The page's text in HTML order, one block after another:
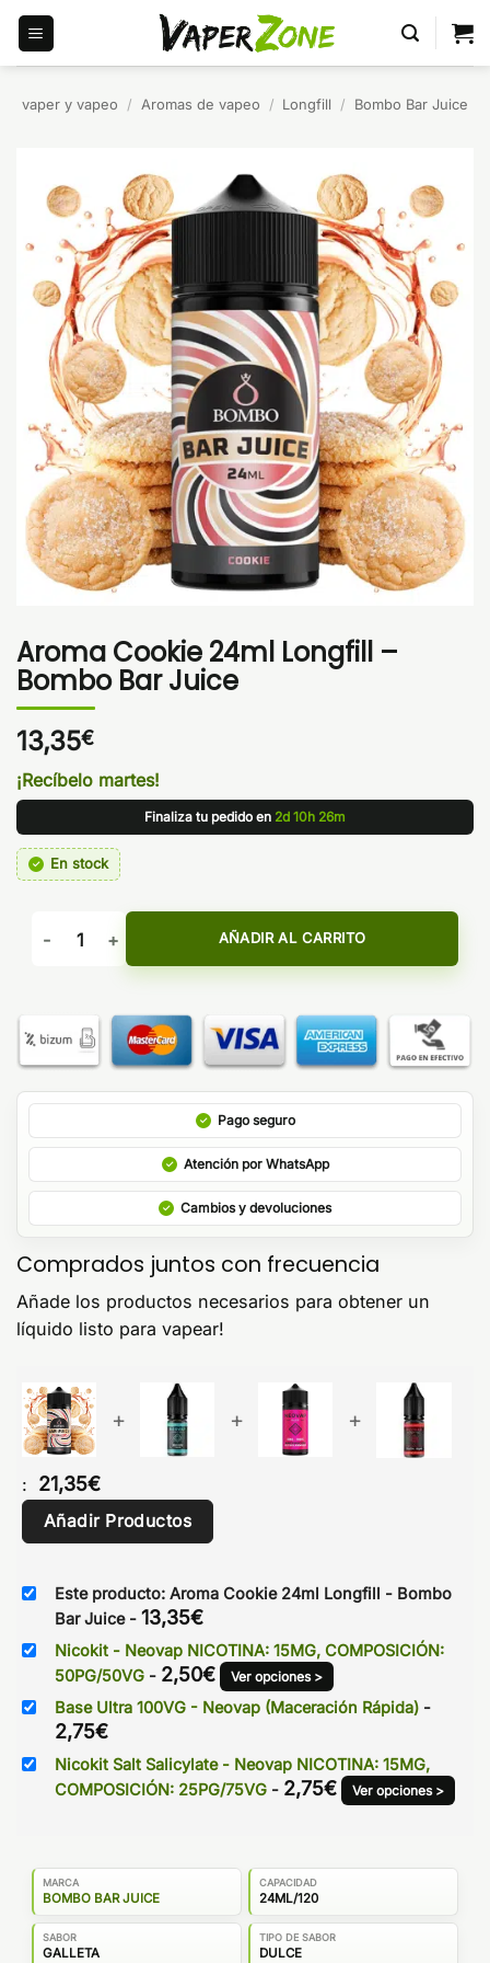
Saltar
contenido
vaper y vapeo / Aromas de vapeo / Longfill / Bombo Bar Juice
Aroma Cookie 24ml Longfill –
Bombo Bar Juice
13,35€
¡Recíbelo martes!
Finaliza tu pedido en 2d 10h 26m
En stock
Aroma Cookie 24ml Longfill - Bombo Bar Juice cantidad
AÑADIR AL CARRITO
Pago seguro
Atención por WhatsApp
Cambios y devoluciones
Comprados juntos con frecuencia
Añade los productos necesarios para obtener un
líquido listo para vapear!
+ + +
: 21,35€
Añadir Productos
Este producto: Aroma Cookie 24ml Longfill - Bombo
Bar Juice - 13,35€
Nicokit - Neovap NICOTINA: 15MG, COMPOSICIÓN:
50PG/50VG - 2,50€ Ver opciones >
Base Ultra 100VG - Neovap (Maceración Rápida) -
2,75€
Nicokit Salt Salicylate - Neovap NICOTINA: 15MG,
COMPOSICIÓN: 25PG/75VG - 2,75€ Ver opciones >
MARCA
BOMBO BAR JUICE
CAPACIDAD
24ML/120
SABOR
GALLETA
TIPO DE SABOR
DULCE